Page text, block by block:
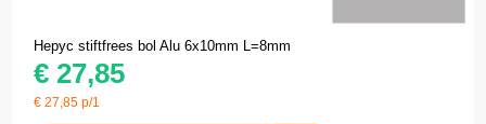
Hepyc stiftfrees bol Alu 6x10mm L=8mm
€ 27,85
€27,85 p/1